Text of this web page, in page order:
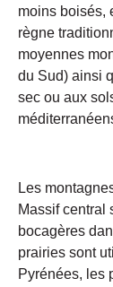
moins boisés,
règne
moyennes
du Sud) ainsi
sec ou aux
Les
Massif central
bocagères
prairies sont
Pyrénées, les